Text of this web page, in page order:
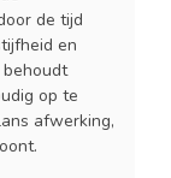
de tijd
en
op te
afwerking,